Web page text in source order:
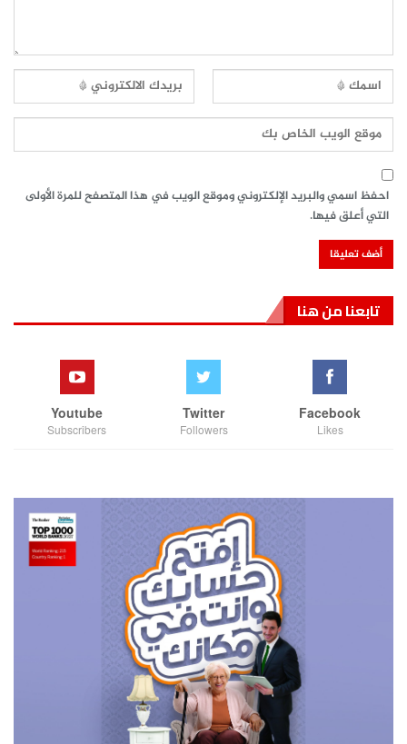
احفظ اسمي والبريد الإلكتروني وموقع الويب في هذا المتصفح للمرة الأولى
التي أعلق فيها.
تابعنا من هنا
Facebook
Likes
Twitter
Followers
Youtube
Subscribers